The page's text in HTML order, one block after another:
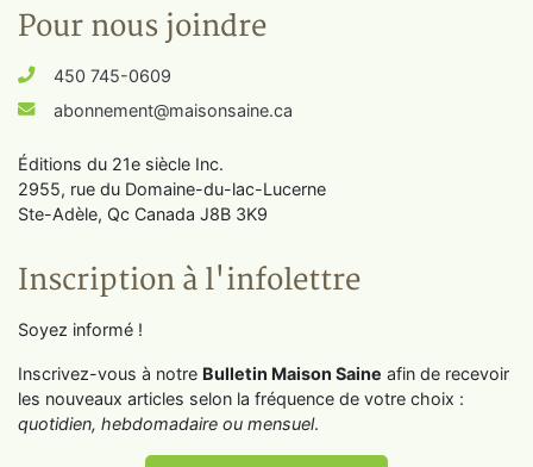
Pour nous joindre
450 745-0609
abonnement@maisonsaine.ca
Éditions du 21e siècle Inc.
2955, rue du Domaine-du-lac-Lucerne
Ste-Adèle, Qc Canada J8B 3K9
Inscription à l'infolettre
Soyez informé !
Inscrivez-vous à notre Bulletin Maison Saine afin de recevoir
les nouveaux articles selon la fréquence de votre choix :
quotidien, hebdomadaire ou mensuel.